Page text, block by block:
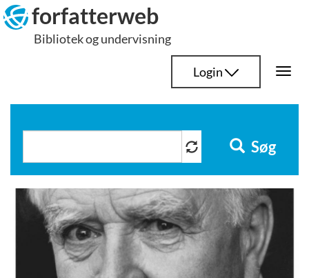
Hop
til
indhold
forfatterweb
Bibliotek og undervisning
Login
Søg